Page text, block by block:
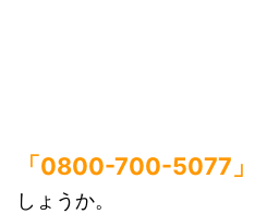
「0800-700-5077」
しょうか。